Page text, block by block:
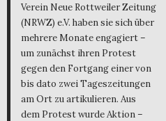
Verein Neue Rottweiler Zeitung
(NRWZ) e.V. haben sie sich über
mehrere Monate engagiert –
um zunächst ihren Protest
gegen den Fortgang einer von
bis dato zwei Tageszeitungen
am Ort zu artikulieren. Aus
dem Protest wurde Aktion –